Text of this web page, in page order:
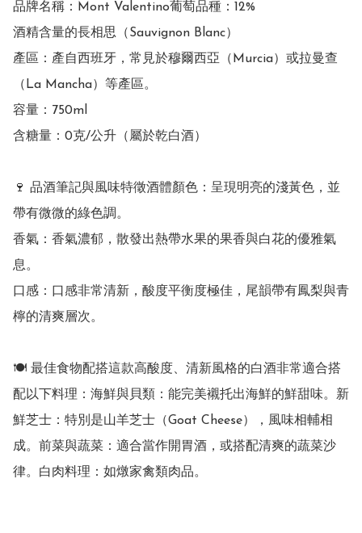
品牌名稱：Mont Valentino葡萄品種：12%
酒精含量的長相思（Sauvignon Blanc）
產區：產自西班牙，常見於穆爾西亞（Murcia）或拉曼查
（La Mancha）等產區。
容量：750ml
含糖量：0克/公升（屬於乾白酒）
🍷 品酒筆記與風味特徵酒體顏色：呈現明亮的淺黃色，並
帶有微微的綠色調。
香氣：香氣濃郁，散發出熱帶水果的果香與白花的優雅氣
息。
口感：口感非常清新，酸度平衡度極佳，尾韻帶有鳳梨與青
檸的清爽層次。
🍽️ 最佳食物配搭這款高酸度、清新風格的白酒非常適合搭
配以下料理：海鮮與貝類：能完美襯托出海鮮的鮮甜味。新
鮮芝士：特別是山羊芝士（Goat Cheese），風味相輔相
成。前菜與蔬菜：適合當作開胃酒，或搭配清爽的蔬菜沙
律。白肉料理：如燉家禽類肉品。